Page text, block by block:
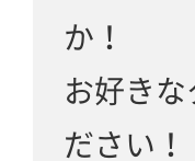
か！
お好き
ださい！